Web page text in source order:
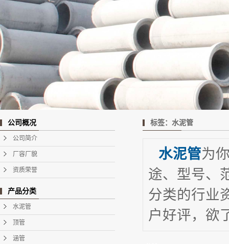
水泥制品
仿石pc砖
公司概况
公司简介
厂容厂貌
资质荣誉
产品分类
水泥管
顶管
涵管
标签：水泥管
水泥管为
途、型号、
分类的行业
户好评，欲